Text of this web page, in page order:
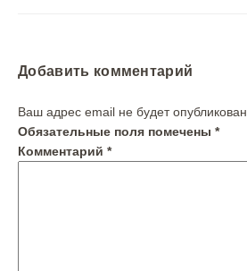
Добавить комментарий
Ваш адрес email не будет опубликован.
Обязательные поля помечены *
Комментарий *